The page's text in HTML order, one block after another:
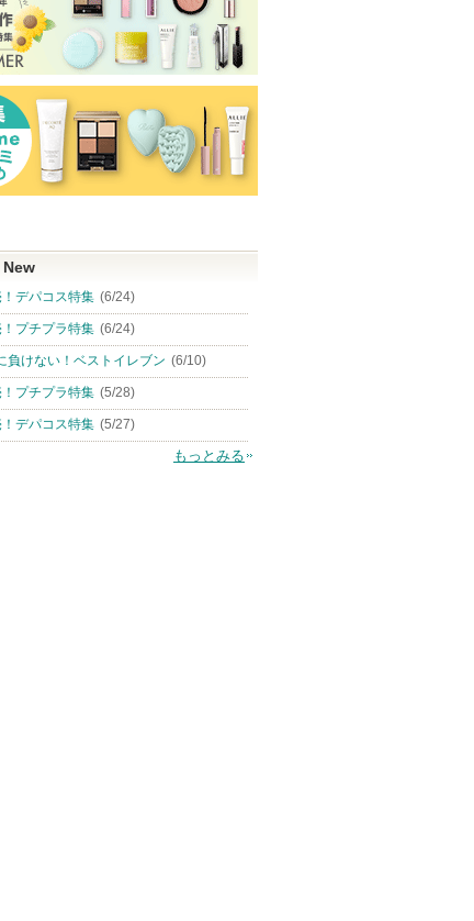
デパコス特集 (6/24)
プチプラ特集 (6/24)
負けない！ベストイレブン (6/10)
プチプラ特集 (5/28)
デパコス特集 (5/27)
もっとみる